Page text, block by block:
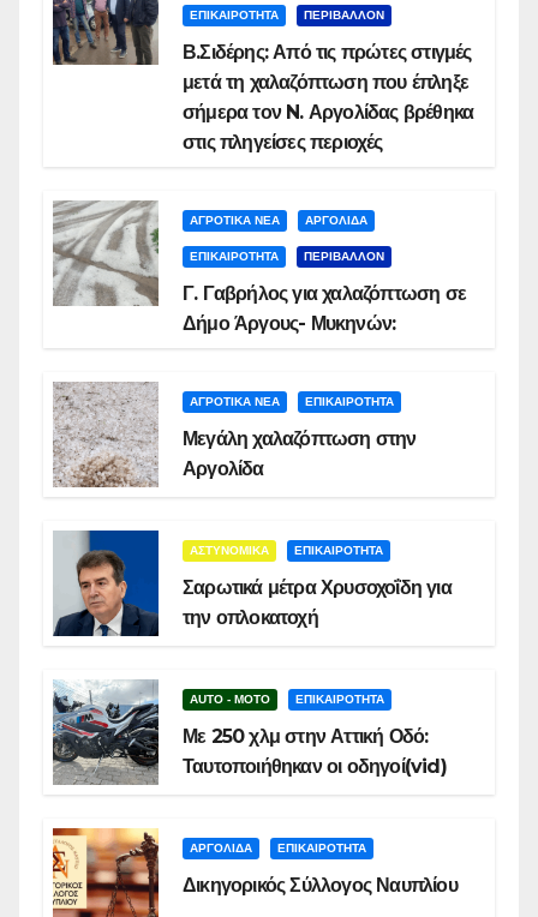
ΕΠΙΚΑΙΡΟΤΗΤΑ ΠΕΡΙΒΑΛΛΟΝ
Β.Σιδέρης: Από τις πρώτες στιγμές
μετά τη χαλαζόπτωση που έπληξε
σήμερα τον N. Αργολίδας βρέθηκα
στις πληγείσες περιοχές
ΑΓΡΟΤΙΚΑ ΝΕΑ ΑΡΓΟΛΙΔΑ
ΕΠΙΚΑΙΡΟΤΗΤΑ ΠΕΡΙΒΑΛΛΟΝ
Γ. Γαβρήλος για χαλαζόπτωση σε
Δήμο Άργους- Μυκηνών:
ΑΓΡΟΤΙΚΑ ΝΕΑ ΕΠΙΚΑΙΡΟΤΗΤΑ
Μεγάλη χαλαζόπτωση στην
Αργολίδα
ΑΣΤΥΝΟΜΙΚΑ ΕΠΙΚΑΙΡΟΤΗΤΑ
Σαρωτικά μέτρα Χρυσοχοΐδη για
την οπλοκατοχή
AUTO - MOTO ΕΠΙΚΑΙΡΟΤΗΤΑ
Με 250 χλμ στην Αττική Οδό:
Ταυτοποιήθηκαν οι οδηγοί(vid)
ΑΡΓΟΛΙΔΑ ΕΠΙΚΑΙΡΟΤΗΤΑ
Δικηγορικός Σύλλογος Ναυπλίου